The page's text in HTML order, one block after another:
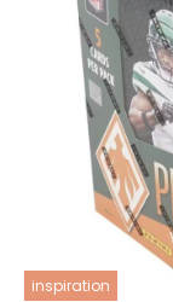
inspiration